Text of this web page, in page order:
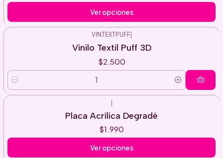
Ver opciones
VINTEXTPUFF|
Vinilo Textil Puff 3D
$2.500
Cantidad
Placa Acrílica Degradé
$1.990
Ver opciones